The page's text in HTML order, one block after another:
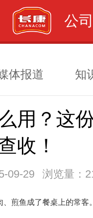
公
体报道 知
用？这
收！
09-29 浏览量：
煎鱼成了餐桌上的常客。